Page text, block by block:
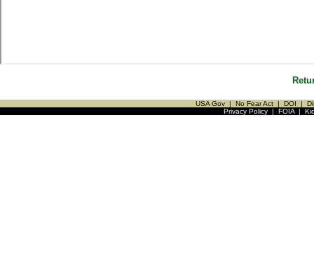
USA Gov | No Fear Act | DOI |
Privacy Policy| FOIA|